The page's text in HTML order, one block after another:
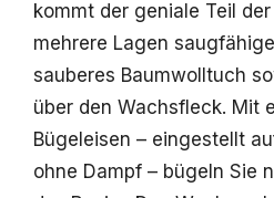
kommt der geniale Teil
mehrere Lagen
sauberes Baumwolltuch
über den Wachsfleck. Mit
Bügeleisen – eingestellt
ohne Dampf – bügeln Sie